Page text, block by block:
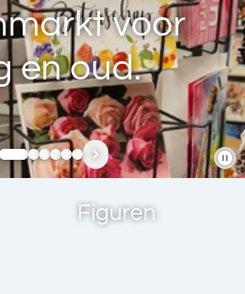
voor
en oud.
Figuren